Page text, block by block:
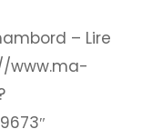
– Lire
www.ma-